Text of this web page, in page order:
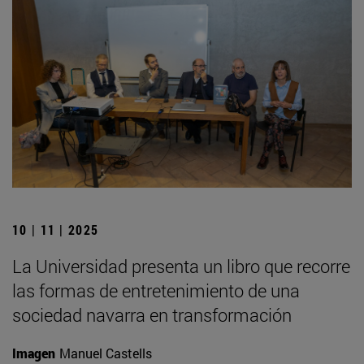
10 | 11 | 2025
La Universidad presenta un libro que recorre
las formas de entretenimiento de una
sociedad navarra en transformación
Imagen Manuel Castells